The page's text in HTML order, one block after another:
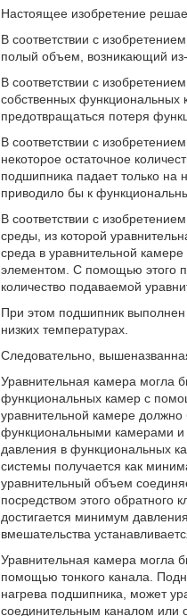
Настоящее изобретение
В соответствии с
полый объем, возникающий
В соответствии с
собственных функциональных
предотвращаться потеря
В соответствии с
некоторое остаточное
подшипника падает только на
приводило бы к
В соответствии с
среды, из которой
среда в уравнительной
элементом. С помощью этого
количество подаваемой
При этом подшипник выполнен
низких температурах.
Следовательно,
Уравнительная камера могла
функциональных камер с
уравнительной камере должно
функциональными камерами
давления в функциональных
системы получается как
уравнительный объем
посредством этого
достигается минимум
вмешательства
Уравнительная камера могла
помощью тонкого канала.
нагрева подшипника, может
соединительным каналом или